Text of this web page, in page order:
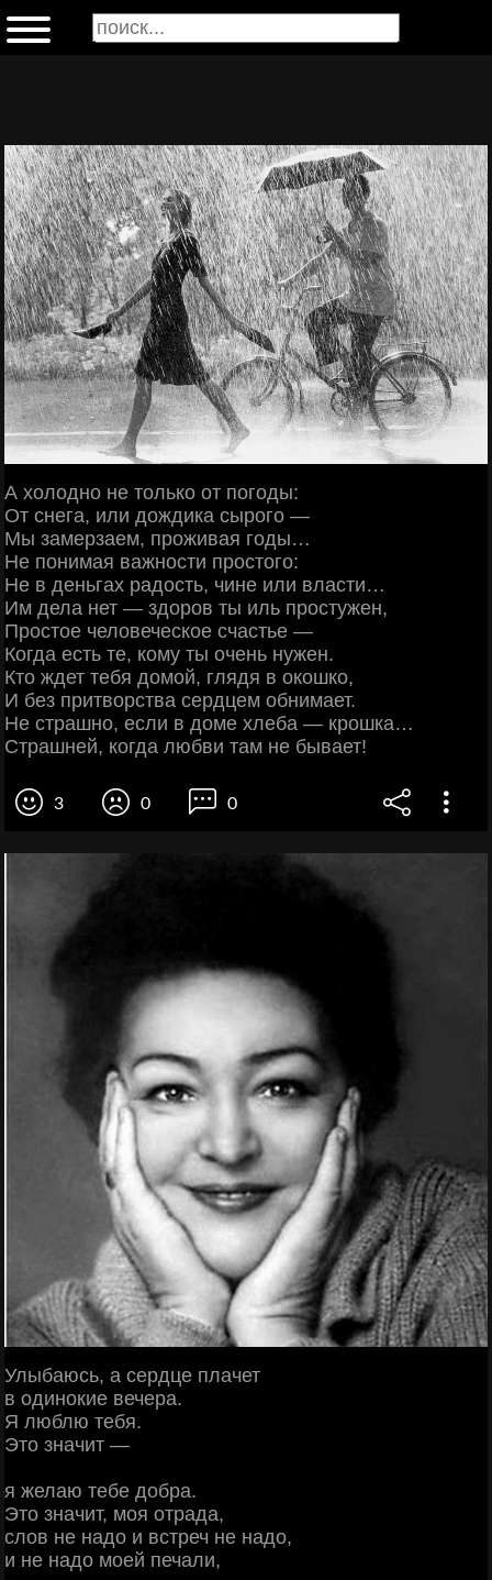
А холодно не только от погоды:
От снега, или дождика сырого —
Мы замерзаем, проживая годы…
Не понимая важности простого:
Не в деньгах радость, чине или власти…
Им дела нет — здоров ты иль простужен,
Простое человеческое счастье —
Когда есть те, кому ты очень нужен.
Кто ждет тебя домой, глядя в окошко,
И без притворства сердцем обнимает.
Не страшно, если в доме хлеба — крошка…
Страшней, когда любви там не бывает!
3 0 0
Улыбаюсь, а сердце плачет
в одинокие вечера.
Я люблю тебя.
Это значит —
я желаю тебе добра.
Это значит, моя отрада,
слов не надо и встреч не надо,
и не надо моей печали,